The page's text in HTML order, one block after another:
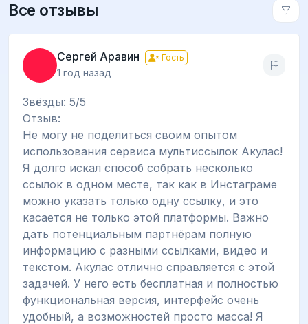
Все отзывы
Сергей Аравин Гость
1 год назад
Звёзды: 5/5
Отзыв:
Не могу не поделиться своим опытом
использования сервиса мультиссылок Акулас!
Я долго искал способ собрать несколько
ссылок в одном месте, так как в Инстаграме
можно указать только одну ссылку, и это
касается не только этой платформы. Важно
дать потенциальным партнёрам полную
информацию с разными ссылками, видео и
текстом. Акулас отлично справляется с этой
задачей. У него есть бесплатная и полностью
функциональная версия, интерфейс очень
удобный, а возможностей просто масса! Я